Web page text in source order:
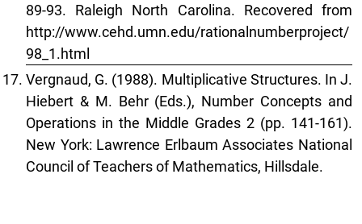
89-93. Raleigh North Carolina. Recovered from
http://www.cehd.umn.edu/rationalnumberproject/
98_1.html
Vergnaud, G. (1988). Multiplicative Structures. In J.
Hiebert & M. Behr (Eds.), Number Concepts and
Operations in the Middle Grades 2 (pp. 141-161).
New York: Lawrence Erlbaum Associates National
Council of Teachers of Mathematics, Hillsdale.